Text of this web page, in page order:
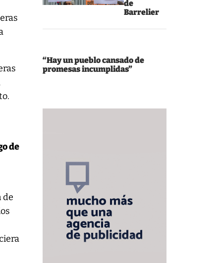
de
Barrelier
“Hay un pueblo cansado de
promesas incumplidas”
de
de